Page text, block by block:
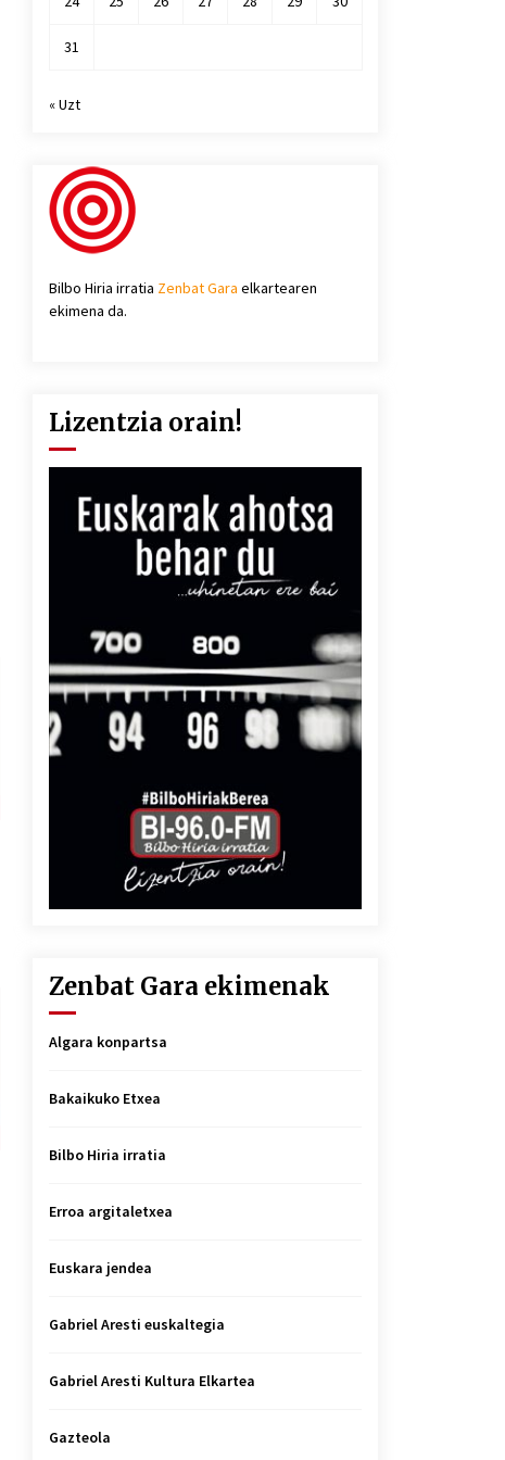
31
« Uzt
Bilbo Hiria irratia Zenbat Gara elkartearen
ekimena da.
Lizentzia orain!
Zenbat Gara ekimenak
Algara konpartsa
Bakaikuko Etxea
Bilbo Hiria irratia
Erroa argitaletxea
Euskara jendea
Gabriel Aresti euskaltegia
Gabriel Aresti Kultura Elkartea
Gazteola